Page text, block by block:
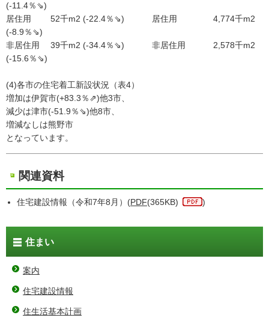
(-11.4％⇘)
居住用 52千m2 (-22.4％⇘) 居住用 4,774千m2
(-8.9％⇘)
非居住用 39千m2 (-34.4％⇘) 非居住用 2,578千m2
(-15.6％⇘)
(4)各市の住宅着工新設状況（表4）
増加は伊賀市(+83.3％⇗)他3市、
減少は津市(-51.9％⇘)他8市、
増減なしは熊野市
となっています。
関連資料
住宅建設情報（令和7年8月）(PDF(365KB) )
住まい
案内
住宅建設情報
住生活基本計画